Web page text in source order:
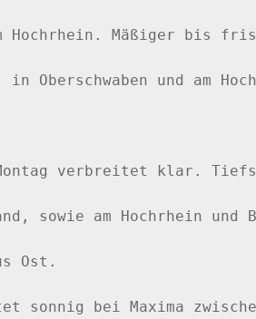
Hochrhein. Mäßiger bis
Oberschwaben und am
verbreitet klar.
sowie am Hochrhein und
Ost.
sonnig bei Maxima